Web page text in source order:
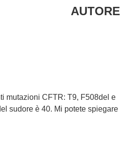
AUTORE
mutazioni CFTR: T9, F508del e
sudore è 40. Mi potete spiegare